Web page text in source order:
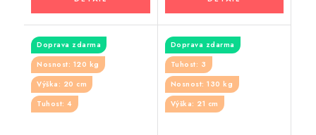
Doprava zdarma
Nosnost: 120 kg
Výška: 20 cm
Tuhost: 4
Doprava zdarma
Tuhost: 3
Nosnost: 130 kg
Výška: 21 cm